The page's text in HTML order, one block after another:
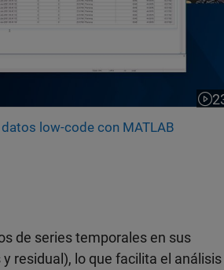
low-code con MATLAB
de series temporales en sus
residual), lo que facilita el análisis